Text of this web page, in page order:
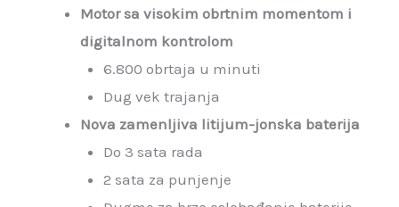
Motor sa visokim obrtnim momentom i
digitalnom kontrolom
6.800 obrtaja u minuti
Dug vek trajanja
Nova zamenljiva litijum-jonska baterija
Do 3 sata rada
2 sata za punjenje